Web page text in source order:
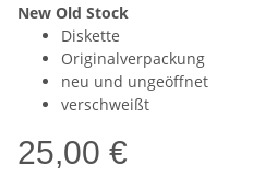
New Old Stock
Diskette
Originalverpackung
neu und ungeöffnet
verschweißt
25,00 €